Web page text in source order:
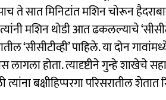
ते सात मिनिटांत मशिन चोरून
मशिन थोडी आत ढकलल्याचे
‘सीसीटीव्ही’ पाहिले. या दोन
लागला होता. त्यादृष्टीने गुन्हे शाखेचे
त्यांना बक्षीहिप्परगा परिसरातील